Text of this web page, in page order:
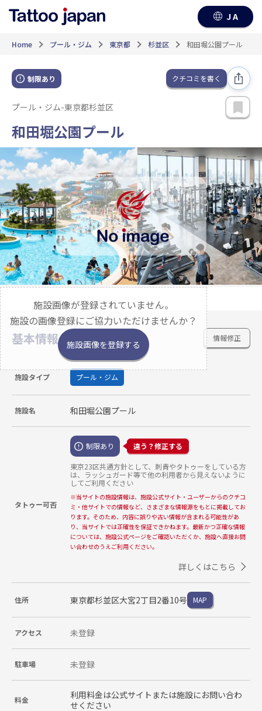
JA
Home プール・ジム 東京都 杉並区 和田堀公園プール
制限あり クチコミを書く
プール・ジム-東京都杉並区
和田堀公園プール
施設画像が登録されていません。
施設の画像登録にご協力いただけませんか？
施設画像を登録する
基本情報 情報修正
施設タイプ プール・ジム
施設名 和田堀公園プール
タトゥー可否
制限あり 違う？修正する
東京23区共通方針として、刺青やタトゥーをしている方
は、ラッシュガード等で他の利用者から見えないように
してご利用ください
※当サイトの施設情報は、施設公式サイト・ユーザーからのクチコ
ミ・他サイトでの情報など、さまざまな情報源をもとに掲載してお
ります。そのため、内容に誤りや古い情報が含まれる可能性があ
り、当サイトでは正確性を保証できかねます。最新かつ正確な情報
については、施設公式ページをご確認いただくか、施設へ直接お問
い合わせのうえご利用ください。
詳しくはこちら
住所 東京都杉並区大宮2丁目2番10号 MAP
アクセス 未登録
駐車場 未登録
料金
利用料金は公式サイトまたは施設にお問い合わ
せください